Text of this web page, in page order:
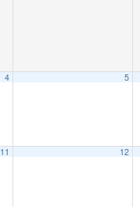
4 5
11 12